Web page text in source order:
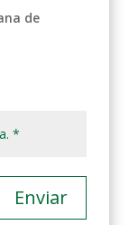
de
Enviar